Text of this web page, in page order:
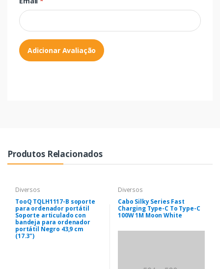
Adicionar Avaliação
Produtos Relacionados
Diversos
TooQ TQLH1117-B soporte
para ordenador portátil
Soporte articulado con
bandeja para ordenador
portátil Negro 43,9 cm
(17.3")
Diversos
Cabo Silky Series Fast
Charging Type-C To Type-C
100W 1M Moon White